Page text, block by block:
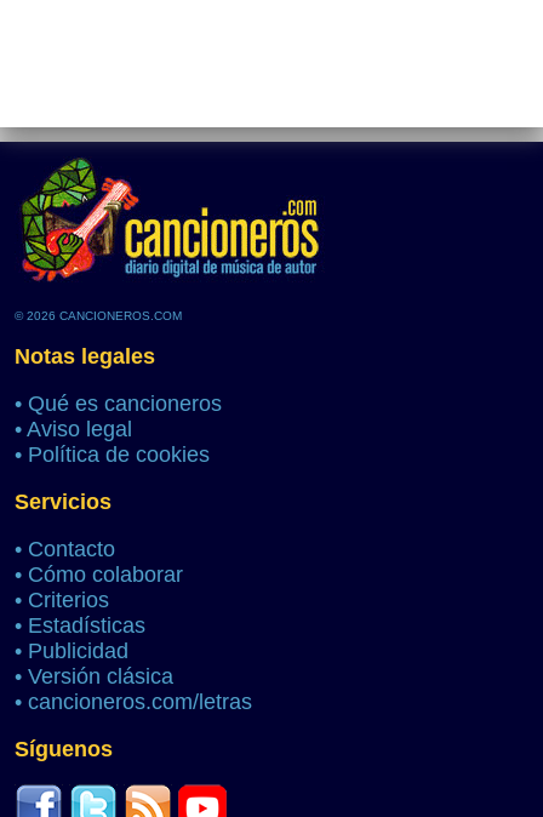
© 2026 CANCIONEROS.COM
Notas legales
• Qué es cancioneros
• Aviso legal
• Política de cookies
Servicios
• Contacto
• Cómo colaborar
• Criterios
• Estadísticas
• Publicidad
• Versión clásica
• cancioneros.com/letras
Síguenos